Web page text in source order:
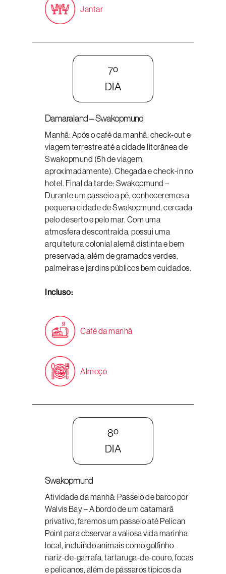
Jantar
7º
DIA
Damaraland – Swakopmund
Manhã: Após o café da manhã, check-out e
viagem terrestre até a cidade litorânea de
Swakopmund (5h de viagem,
aproximadamente). Chegada e check-in no
hotel. Final da tarde: Swakopmund –
Durante um passeio a pé, conheceremos a
pequena cidade de Swakopmund, cercada
pelo deserto e pelo mar. Com uma
atmosfera descontraída, possui uma
arquitetura colonial alemã distinta e bem
preservada, além de gramados verdes,
palmeiras e jardins públicos bem cuidados.
Incluso:
Café da manhã
Almoço
8º
DIA
Swakopmund
Atividade da manhã: Passeio de barco por
Walvis Bay – A bordo de um catamarã
privativo, faremos um passeio até Pelican
Point para observar a valiosa vida marinha
local, incluindo animais como golfinho-
nariz-de-garrafa, tartaruga-de-couro, focas
e pelicanos, além de pássaros típicos da